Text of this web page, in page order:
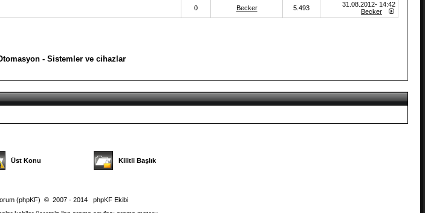
0 Becker 5.493
31.08.2012- 14:42
Becker
- Sistemler ve cihazlar
Üst Konu Kilitli Başlık
(phpKF) © 2007 - 2014 phpKF Ekibi